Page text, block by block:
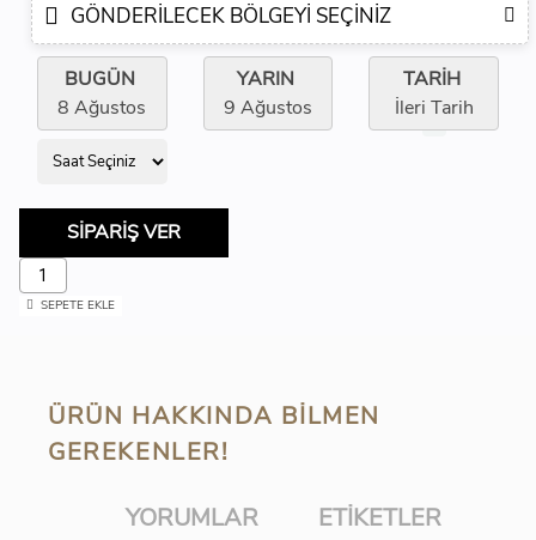
GÖNDERILECEK BÖLGEYI SEÇINIZ
BUGÜN
8 Ağustos
YARIN
9 Ağustos
TARİH
İleri Tarih
SİPARİŞ VER
SEPETE EKLE
ÜRÜN HAKKINDA BILMEN
GEREKENLER!
YORUMLAR ETIKETLER